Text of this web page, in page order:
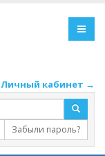
Личный кабинет →
Забыли пароль?